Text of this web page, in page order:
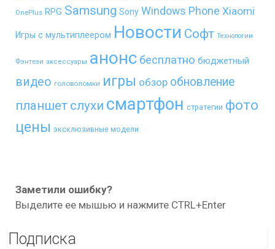
OnePlus RPG Samsung Sony Windows Phone Xiaomi
Игры с мультиплеером Новости Софт Технологии
Фэнтези аксессуары анонс бесплатно бюджетный
видео головоломки игры обзор обновление
планшет слухи смартфон стратегии фото
цены эксклюзивные модели
Заметили ошибку?
Выделите ее мышью и нажмите CTRL+Enter
Подписка